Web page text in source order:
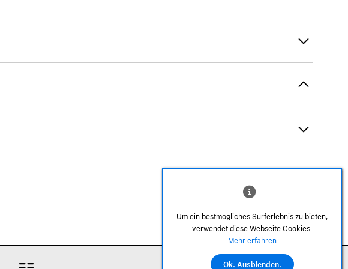
©2026 Alle Rechte sind vorbehalten
Um ein bestmögliches Surferlebnis zu bieten,
verwendet diese Webseite Cookies.
Mehr erfahren
Ok. Ausblenden.